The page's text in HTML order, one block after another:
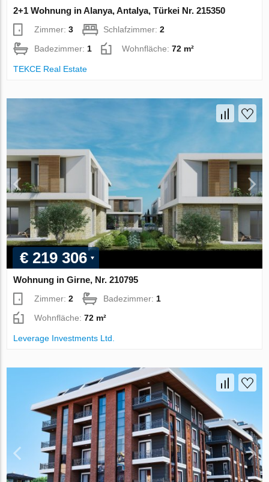
2+1 Wohnung in Alanya, Antalya, Türkei Nr. 215350
Zimmer:3 Schlafzimmer:2
Badezimmer: 1 Wohnfläche:72 m²
TEKCE Real Estate
€ 219 306
Wohnung in Girne, Nr. 210795
Zimmer:2 Badezimmer: 1
Wohnfläche:72 m²
Leverage Investments Ltd.